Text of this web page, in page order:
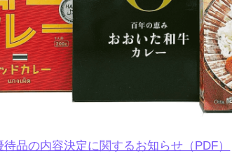
待品の内容決定に関するお知らせ（PDF）